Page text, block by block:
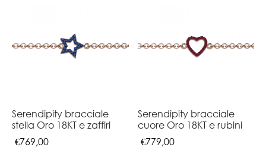
Serendipity bracciale
stella Oro 18KT e zaffiri
€769,00
Serendipity bracciale
cuore Oro 18KT e rubini
€779,00